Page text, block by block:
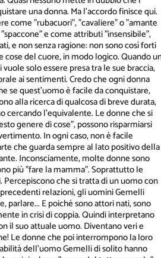
una donna. Ma l'accordo finisce qui.
come "rubacuori", "cavaliere" o "amante
e come attributi "insensibile",
e non senza ragione: non sono così forti
del cuore, in modo logico. Quando
solo essere presa tra le sue braccia,
ai sentimenti. Credo che ogni donna
se quest'uomo è facile da conquistare,
alla ricerca di qualcosa di breve durata,
cercando l'equivalente. Le donne che si
genere di cose", possono risparmiarsi
In ogni caso, non è facile
che guarda sempre al lato positivo della
Inconsciamente, molte donne sono
più "fare la mamma". Soprattutto le
che si tratta di un uomo con
relazioni, gli uomini Gemelli
E poiché sono attori nati, sono
in crisi di coppia. Quindi interpretano
il suo attuale uomo. Diventano veri e
Le donne che poi interrompono la loro
dell'uomo Gemelli di solito hanno